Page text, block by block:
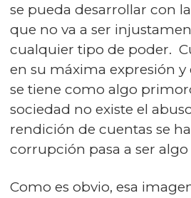
se pueda desarrollar con
que no va a ser
cualquier tipo de poder.
en su máxima expresión y
se tiene como algo
sociedad no existe el
rendición de cuentas se
corrupción pasa a ser algo
Como es obvio, esa